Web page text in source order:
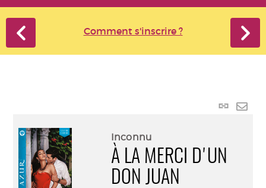
Comment s'inscrire ?
Lien
Inconnu
À LA MERCI D'UN
DON JUAN